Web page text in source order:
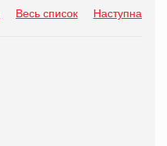
Весь список Наступна